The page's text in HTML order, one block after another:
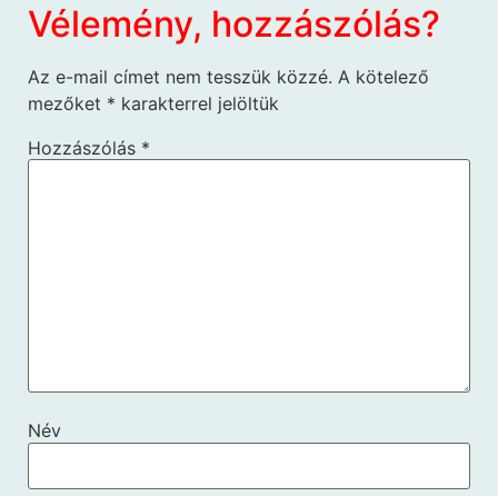
Vélemény, hozzászólás?
Az e-mail címet nem tesszük közzé. A kötelező
mezőket * karakterrel jelöltük
Hozzászólás *
Név